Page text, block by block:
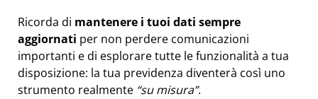
Ricorda di mantenere i tuoi dati sempre
aggiornati per non perdere comunicazioni
importanti e di esplorare tutte le funzionalità a tua
disposizione: la tua previdenza diventerà così uno
strumento realmente “su misura”.